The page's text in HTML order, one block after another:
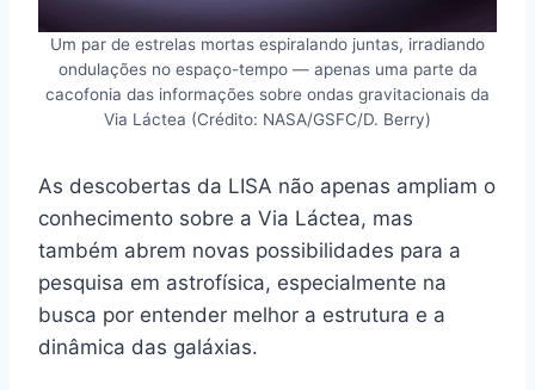
Um par de estrelas mortas espiralando juntas, irradiando
ondulações no espaço-tempo — apenas uma parte da
cacofonia das informações sobre ondas gravitacionais da
Via Láctea (Crédito: NASA/GSFC/D. Berry)
As descobertas da LISA não apenas ampliam o
conhecimento sobre a Via Láctea, mas
também abrem novas possibilidades para a
pesquisa em astrofísica, especialmente na
busca por entender melhor a estrutura e a
dinâmica das galáxias.